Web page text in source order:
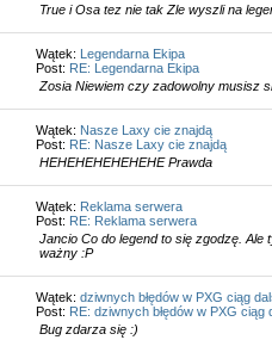
True i Osa tez nie tak Zle wyszli na
Wątek: Legendarna Ekipa
Post: RE: Legendarna Ekipa
Zosia Niewiem czy zadowolny musisz
Wątek: Nasze Laxy cie znajdą
Post: RE: Nasze Laxy cie znajdą
HEHEHEHEHEHEHE Prawda
Wątek: Reklama serwera
Post: RE: Reklama serwera
Jancio Co do legend to się zgodzę. Ale
ważny :P
Wątek: dziwnych błędów w PXG ciąg
Post: RE: dziwnych błędów w PXG ciąg
Bug zdarza się :)